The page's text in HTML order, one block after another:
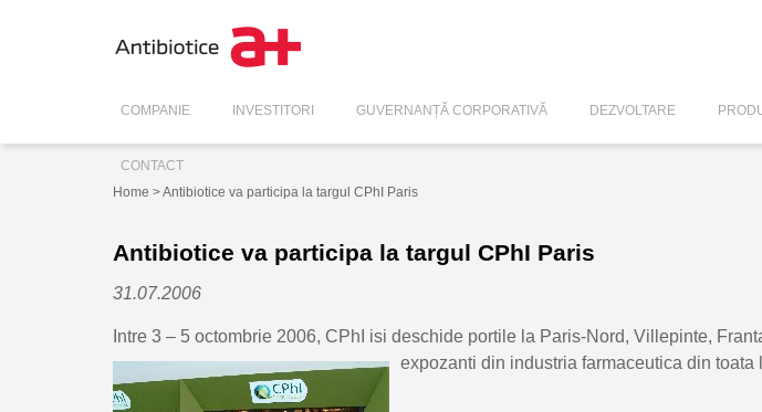
COMPANIE INVESTITORI GUVERNANȚĂ CORPORATIVĂ DEZVOLTARE
CONTACT
Home > Antibiotice va participa la targul CPhI Paris
Antibiotice va participa la targul CPhI Paris
31.07.2006
Intre 3 – 5 octombrie 2006, CPhI isi deschide portile la Paris-Nord, Villepinte,
expozanti din industria farmaceutica din toata